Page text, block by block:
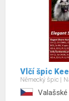
Vlčí špic
Německý špic